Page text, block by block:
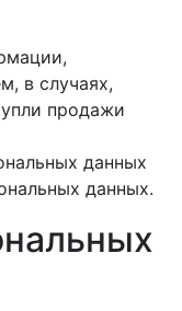
в случаях,
продажи
данных
данных.